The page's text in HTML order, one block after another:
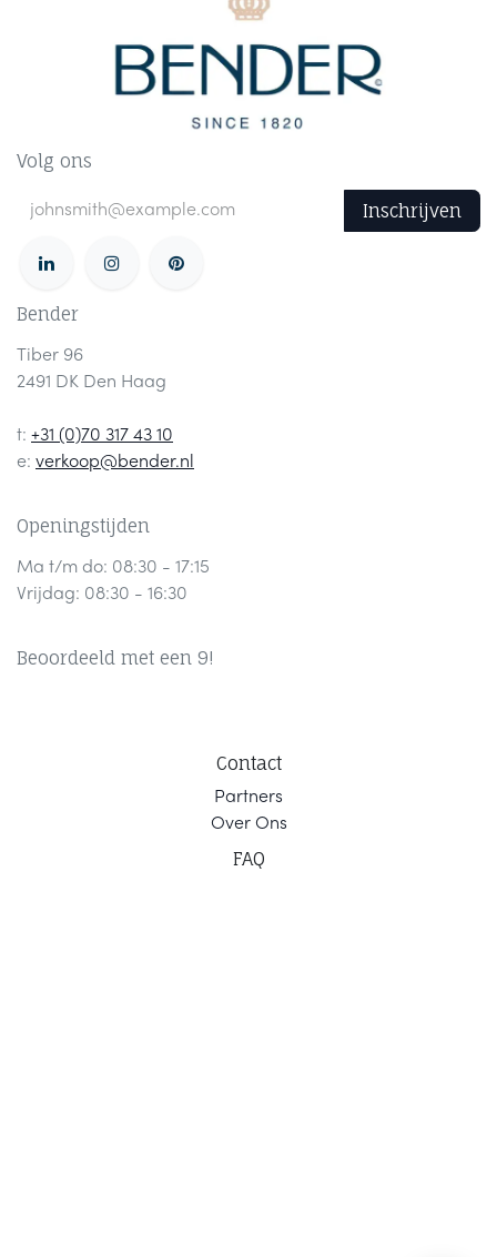
Volg ons
Inschrijven
Bender
Tiber 96
2491 DK Den Haag
t: +31 (0)70 317 43 10
e: verkoop@bender.nl
Openingstijden
Ma t/m do: 08:30 - 17:15
Vrijdag: 08:30 - 16:30
Beoordeeld met een 9!
Contact
Partners
Over Ons
FAQ